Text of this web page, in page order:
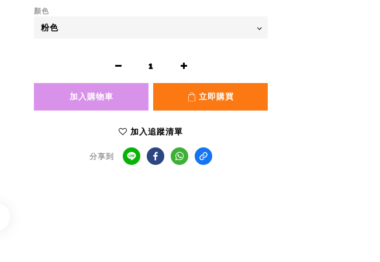
顏色
加入購物車 立即購買
加入追蹤清單
分享到